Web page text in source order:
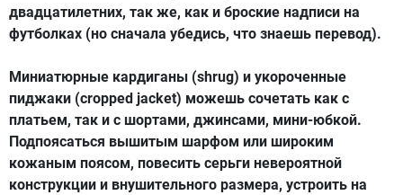
двадцатилетних, так же, как и броские надписи на
футболках (но сначала убедись, что знаешь перевод).
Миниатюрные кардиганы (shrug) и укороченные
пиджаки (cropped jacket) можешь сочетать как с
платьем, так и с шортами, джинсами, мини-юбкой.
Подпоясаться вышитым шарфом или широким
кожаным поясом, повесить серьги невероятной
конструкции и внушительного размера, устроить на